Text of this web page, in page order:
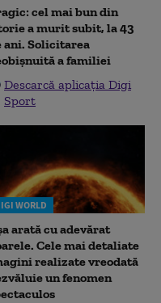
cel mai bun din
a murit subit, la 43
ani. Solicitarea
a familiei
Descarcă aplicația Digi
Sport
WORLD
arată cu adevărat
Cele mai detaliate
realizate vreodată
un fenomen